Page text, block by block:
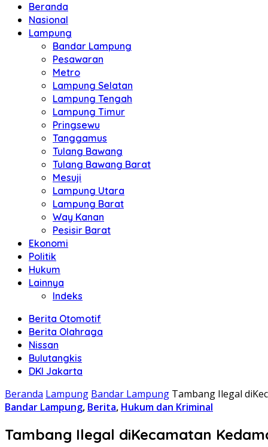
Beranda
Nasional
Lampung
Bandar Lampung
Pesawaran
Metro
Lampung Selatan
Lampung Tengah
Lampung Timur
Pringsewu
Tanggamus
Tulang Bawang
Tulang Bawang Barat
Mesuji
Lampung Utara
Lampung Barat
Way Kanan
Pesisir Barat
Ekonomi
Politik
Hukum
Lainnya
Indeks
Berita Otomotif
Berita Olahraga
Nissan
Bulutangkis
DKI Jakarta
Beranda Lampung Bandar Lampung Tambang Ilegal
Bandar Lampung, Berita, Hukum dan Kriminal
Tambang Ilegal diKecamatan